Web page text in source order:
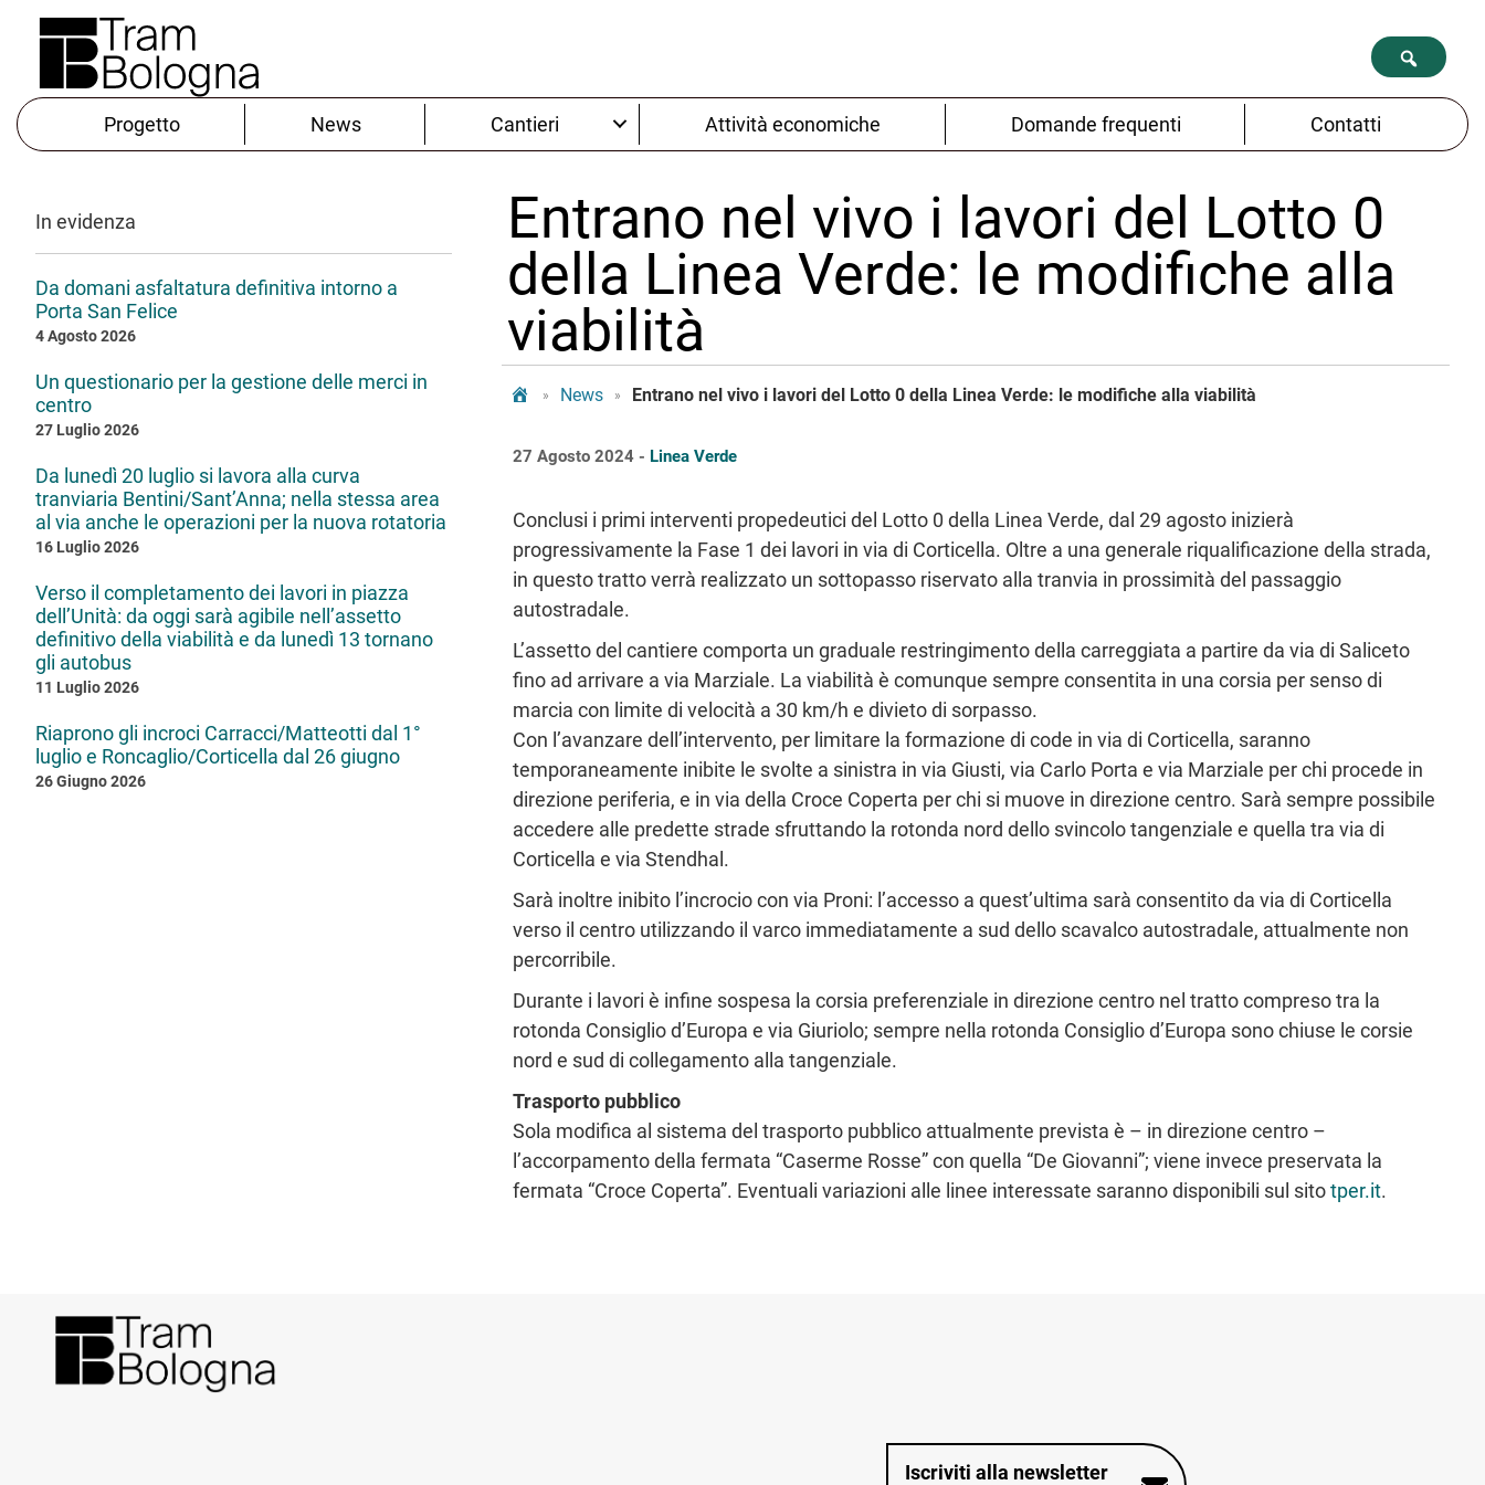
Progetto News Cantieri Attività economiche Domande frequenti Contatti
In evidenza
Da domani asfaltatura definitiva intorno a
Porta San Felice
4 Agosto 2026
Un questionario per la gestione delle merci in
centro
27 Luglio 2026
Da lunedì 20 luglio si lavora alla curva
tranviaria Bentini/Sant’Anna; nella stessa area
al via anche le operazioni per la nuova rotatoria
16 Luglio 2026
Verso il completamento dei lavori in piazza
dell’Unità: da oggi sarà agibile nell’assetto
definitivo della viabilità e da lunedì 13 tornano
gli autobus
11 Luglio 2026
Riaprono gli incroci Carracci/Matteotti dal 1°
luglio e Roncaglio/Corticella dal 26 giugno
26 Giugno 2026
Entrano nel vivo i lavori del Lotto 0
della Linea Verde: le modifiche alla
viabilità
Tram Bologna
» News » Entrano nel vivo i lavori del Lotto 0 della Linea Verde: le modifiche alla viabilità
27 Agosto 2024 - Linea Verde
Conclusi i primi interventi propedeutici del Lotto 0 della Linea Verde, dal 29 agosto inizierà
progressivamente la Fase 1 dei lavori in via di Corticella. Oltre a una generale riqualificazione della strada,
in questo tratto verrà realizzato un sottopasso riservato alla tranvia in prossimità del passaggio
autostradale.
L’assetto del cantiere comporta un graduale restringimento della carreggiata a partire da via di Saliceto
fino ad arrivare a via Marziale. La viabilità è comunque sempre consentita in una corsia per senso di
marcia con limite di velocità a 30 km/h e divieto di sorpasso.
Con l’avanzare dell’intervento, per limitare la formazione di code in via di Corticella, saranno
temporaneamente inibite le svolte a sinistra in via Giusti, via Carlo Porta e via Marziale per chi procede in
direzione periferia, e in via della Croce Coperta per chi si muove in direzione centro. Sarà sempre possibile
accedere alle predette strade sfruttando la rotonda nord dello svincolo tangenziale e quella tra via di
Corticella e via Stendhal.
Sarà inoltre inibito l’incrocio con via Proni: l’accesso a quest’ultima sarà consentito da via di Corticella
verso il centro utilizzando il varco immediatamente a sud dello scavalco autostradale, attualmente non
percorribile.
Durante i lavori è infine sospesa la corsia preferenziale in direzione centro nel tratto compreso tra la
rotonda Consiglio d’Europa e via Giuriolo; sempre nella rotonda Consiglio d’Europa sono chiuse le corsie
nord e sud di collegamento alla tangenziale.
Trasporto pubblico
Sola modifica al sistema del trasporto pubblico attualmente prevista è – in direzione centro –
l’accorpamento della fermata “Caserme Rosse” con quella “De Giovanni”; viene invece preservata la
fermata “Croce Coperta”. Eventuali variazioni alle linee interessate saranno disponibili sul sitotper.it.
Iscriviti alla newsletter